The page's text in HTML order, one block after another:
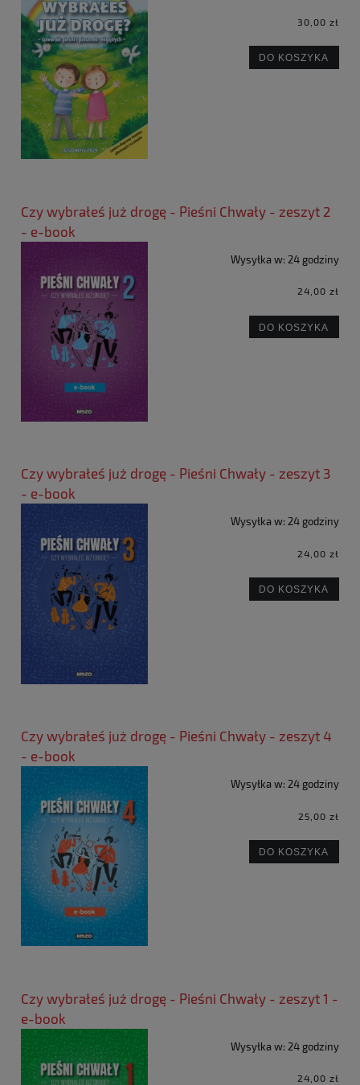
30,00 zł
DO KOSZYKA
Czy wybrałeś już drogę - Pieśni Chwały - zeszyt 2
- e-book
Wysyłka w: 24 godziny
24,00 zł
DO KOSZYKA
Czy wybrałeś już drogę - Pieśni Chwały - zeszyt 3
- e-book
Wysyłka w: 24 godziny
24,00 zł
DO KOSZYKA
Czy wybrałeś już drogę - Pieśni Chwały - zeszyt 4
- e-book
Wysyłka w: 24 godziny
25,00 zł
DO KOSZYKA
Czy wybrałeś już drogę - Pieśni Chwały - zeszyt 1 -
e-book
Wysyłka w: 24 godziny
24,00 zł